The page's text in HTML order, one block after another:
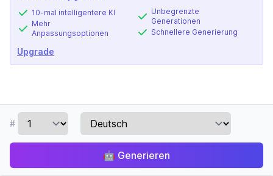
10-mal intelligentere KI
Mehr
Anpassungsoptionen
Unbegrenzte
Generationen
Schnellere Generierung
Upgrade
#
🤖 Generieren